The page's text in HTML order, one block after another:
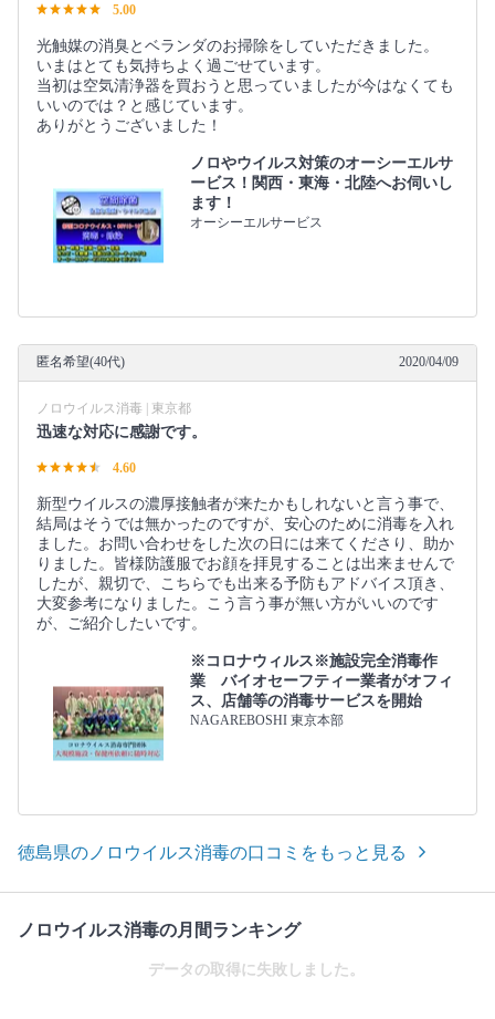
5.00
光触媒の消臭とベランダのお掃除をしていただきました。
いまはとても気持ちよく過ごせています。
当初は空気清浄器を買おうと思っていましたが今はなくても
いいのでは？と感じています。
ありがとうございました！
ノロやウイルス対策のオーシーエルサ
ービス！関西・東海・北陸へお伺いし
ます！
オーシーエルサービス
匿名希望(40代) 2020/04/09
ノロウイルス消毒 | 東京都
迅速な対応に感謝です。
4.60
新型ウイルスの濃厚接触者が来たかもしれないと言う事で、
結局はそうでは無かったのですが、安心のために消毒を入れ
ました。お問い合わせをした次の日には来てくださり、助か
りました。皆様防護服でお顔を拝見することは出来ませんで
したが、親切で、こちらでも出来る予防もアドバイス頂き、
大変参考になりました。こう言う事が無い方がいいのです
が、ご紹介したいです。
※コロナウィルス※施設完全消毒作
業 バイオセーフティー業者がオフィ
ス、店舗等の消毒サービスを開始
NAGAREBOSHI 東京本部
徳島県のノロウイルス消毒の口コミをもっと見る
ノロウイルス消毒の月間ランキング
データの取得に失敗しました。